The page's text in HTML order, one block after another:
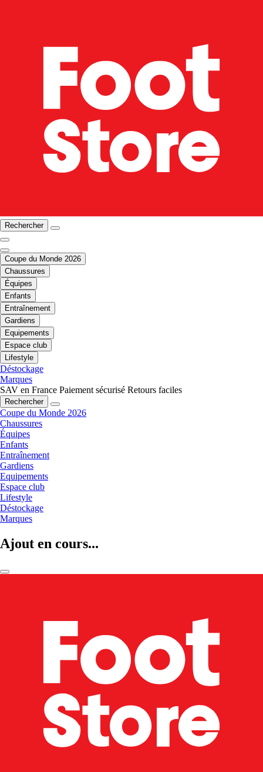
Rechercher
Coupe du Monde 2026
Chaussures
Équipes
Enfants
Entraînement
Gardiens
Equipements
Espace club
Lifestyle
Déstockage
Marques
SAV en France Paiement sécurisé Retours faciles
Rechercher
Coupe du Monde 2026
Chaussures
Équipes
Enfants
Entraînement
Gardiens
Equipements
Espace club
Lifestyle
Déstockage
Marques
Ajout en cours...